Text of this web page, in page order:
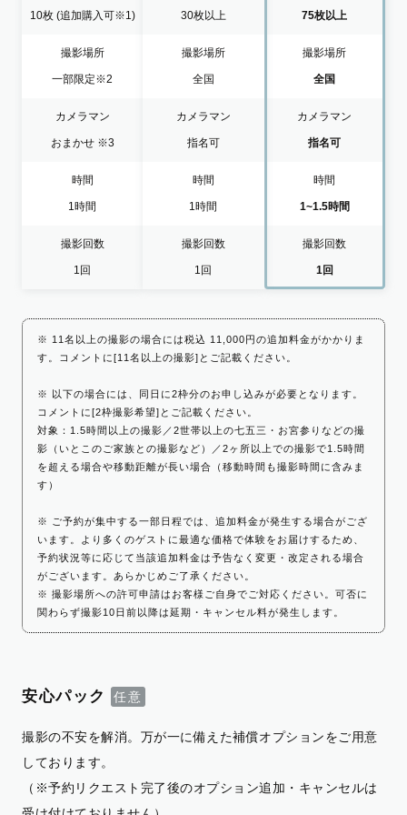
10枚 (追加購入可※1)
撮影場所
一部限定※2
カメラマン
おまかせ ※3
時間
1時間
撮影回数
1回
30枚以上
撮影場所
全国
カメラマン
指名可
時間
1時間
撮影回数
1回
75枚以上
撮影場所
全国
カメラマン
指名可
時間
1~1.5時間
撮影回数
1回
※ 11名以上の撮影の場合には税込 11,000円の追加料金がかかりま
す。コメントに[11名以上の撮影]とご記載ください。
※ 以下の場合には、同日に2枠分のお申し込みが必要となります。
コメントに[2枠撮影希望]とご記載ください。
対象：1.5時間以上の撮影／2世帯以上の七五三・お宮参りなどの撮
影（いとこのご家族との撮影など）／2ヶ所以上での撮影で1.5時間
を超える場合や移動距離が長い場合（移動時間も撮影時間に含みま
す）
※ ご予約が集中する一部日程では、追加料金が発生する場合がござ
います。より多くのゲストに最適な価格で体験をお届けするため、
予約状況等に応じて当該追加料金は予告なく変更・改定される場合
がございます。あらかじめご了承ください。
※ 撮影場所への許可申請はお客様ご自身でご対応ください。可否に
関わらず撮影10日前以降は延期・キャンセル料が発生します。
安心パック
撮影の不安を解消。万が一に備えた補償オプションをご用意
しております。
（※予約リクエスト完了後のオプション追加・キャンセルは